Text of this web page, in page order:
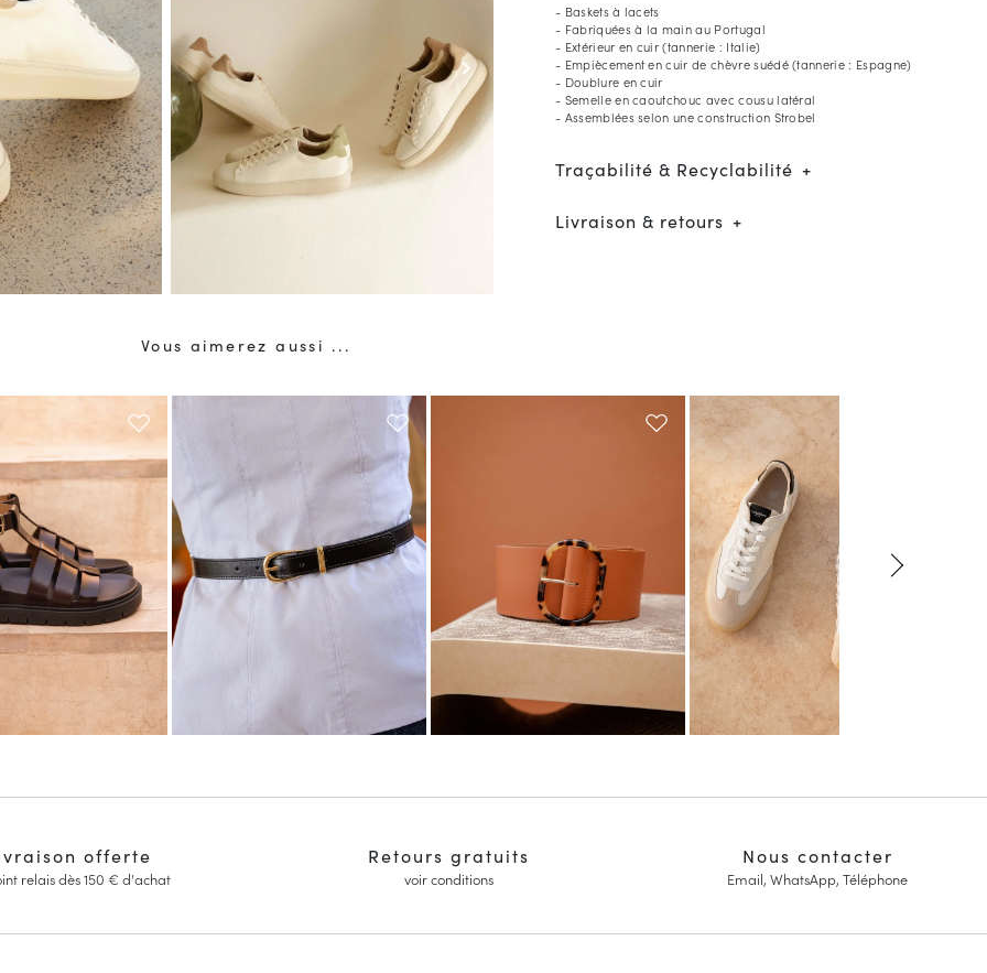
chevron_right
- Baskets à lacets
- Fabriquées à la main au Portugal
- Extérieur en cuir (tannerie : Italie)
- Empiècement en cuir de chèvre suédé (tannerie : Espagne)
- Doublure en cuir
- Semelle en caoutchouc avec cousu latéral
- Assemblées selon une construction Strobel
Traçabilité & Recyclabilité
Livraison & retours
Vous aimerez aussi ...
offerte
relais dès 150 € d'achat
Retours gratuits
voir conditions
Nous contacter
Email, WhatsApp, Téléphone